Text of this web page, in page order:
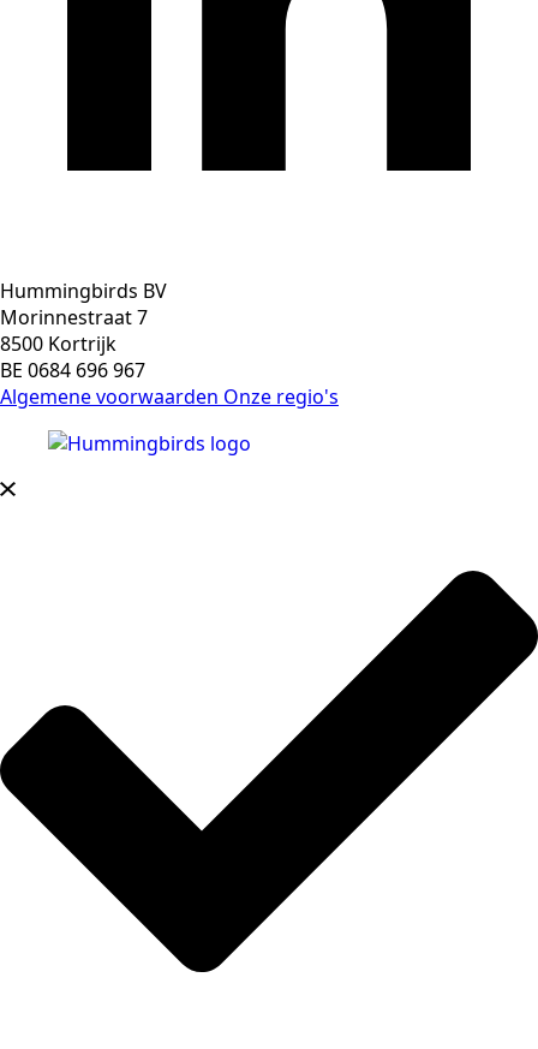
Hummingbirds BV
Morinnestraat 7
8500 Kortrijk
BE 0684 696 967
Algemene voorwaarden Onze regio's